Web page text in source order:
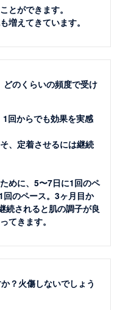
とができます。
増えてきています。
のくらいの頻度で受け
回からでも効果を実感
、定着させるには継続
めに、5〜7日に1回のペ
のペース。3ヶ月目か
続されると肌の調子が良
てきます。
？火傷しないでしょう